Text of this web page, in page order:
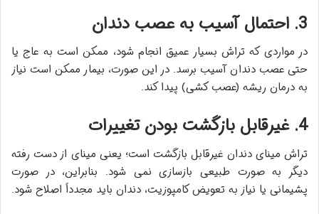
3. احتمال آسیب به عصب دندان
در مواردی که تراش بسیار عمیق انجام شود، ممکن است به عاج یا
حتی عصب دندان آسیب برسد. در این صورت، بیمار ممکن است نیاز
به درمان ریشه (عصب کشی) پیدا کند.
4. غیرقابل بازگشت بودن تغییرات
تراش مینای دندان غیرقابل بازگشت است؛ یعنی مینای از دست رفته
دیگر به صورت طبیعی بازسازی نمی شود. بنابراین، در صورت
پشیمانی یا نیاز به تعویض کامپوزیت، دندان باید مجدداً اصلاح شود.